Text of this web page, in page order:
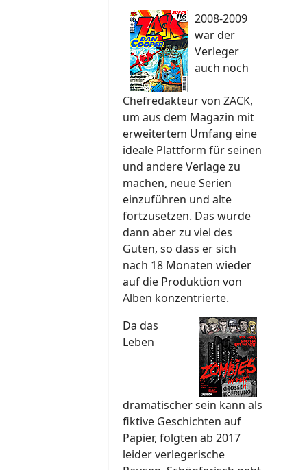
2008-2009
war der
Verleger
auch noch
Chefredakteur von ZACK,
um aus dem Magazin mit
erweitertem Umfang eine
ideale Plattform für seinen
und andere Verlage zu
machen, neue Serien
einzuführen und alte
fortzusetzen. Das wurde
dann aber zu viel des
Guten, so dass er sich
nach 18 Monaten wieder
auf die Produktion von
Alben konzentrierte.
Da das
Leben
dramatischer sein kann als
fiktive Geschichten auf
Papier, folgten ab 2017
leider verlegerische